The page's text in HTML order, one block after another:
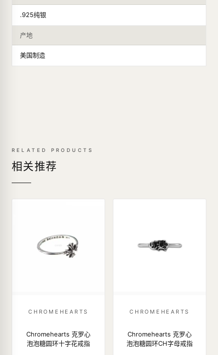
.925纯银
产地
美国制造
RELATED PRODUCTS
相关推荐
CHROMEHEARTS
Chromehearts 克罗心
泡泡糖圆环十字花戒指
CHROMEHEARTS
Chromehearts 克罗心
泡泡糖圆环CH字母戒指